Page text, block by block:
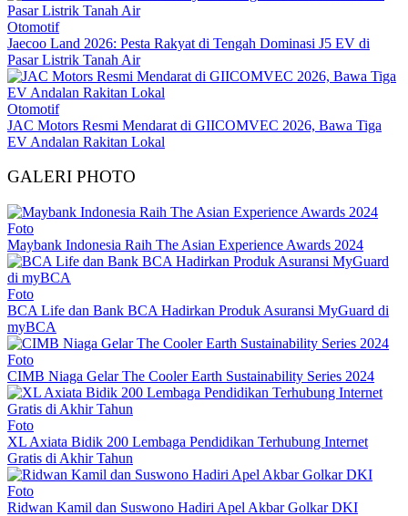
Otomotif
Jaecoo Land 2026: Pesta Rakyat di Tengah Dominasi J5 EV di
Pasar Listrik Tanah Air
Otomotif
JAC Motors Resmi Mendarat di GIICOMVEC 2026, Bawa Tiga
EV Andalan Rakitan Lokal
GALERI PHOTO
Foto
Maybank Indonesia Raih The Asian Experience Awards 2024
Foto
BCA Life dan Bank BCA Hadirkan Produk Asuransi MyGuard di
myBCA
Foto
CIMB Niaga Gelar The Cooler Earth Sustainability Series 2024
Foto
XL Axiata Bidik 200 Lembaga Pendidikan Terhubung Internet
Gratis di Akhir Tahun
Foto
Ridwan Kamil dan Suswono Hadiri Apel Akbar Golkar DKI